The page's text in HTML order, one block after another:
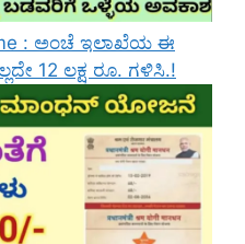
: ಅಂಚೆ ಇಲಾಖೆಯ ಈ
12 ಲಕ್ಷ ರೂ. ಗಳಿಸಿ.!